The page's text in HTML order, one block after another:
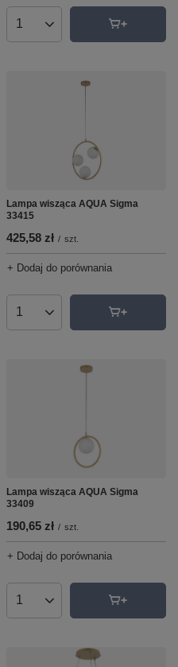
Ilość produktów
Lampa wisząca AQUA Sigma
33415
425,58 zł / szt.
+ Dodaj do porównania
Ilość produktów
Lampa wisząca AQUA Sigma
33409
190,65 zł / szt.
+ Dodaj do porównania
Ilość produktów